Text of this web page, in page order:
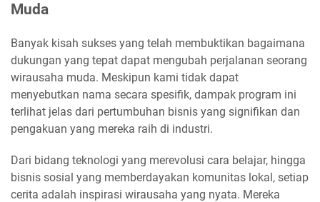
Muda
Banyak kisah sukses yang telah membuktikan bagaimana
dukungan yang tepat dapat mengubah perjalanan seorang
wirausaha muda. Meskipun kami tidak dapat
menyebutkan nama secara spesifik, dampak program ini
terlihat jelas dari pertumbuhan bisnis yang signifikan dan
pengakuan yang mereka raih di industri.
Dari bidang teknologi yang merevolusi cara belajar, hingga
bisnis sosial yang memberdayakan komunitas lokal, setiap
cerita adalah inspirasi wirausaha yang nyata. Mereka